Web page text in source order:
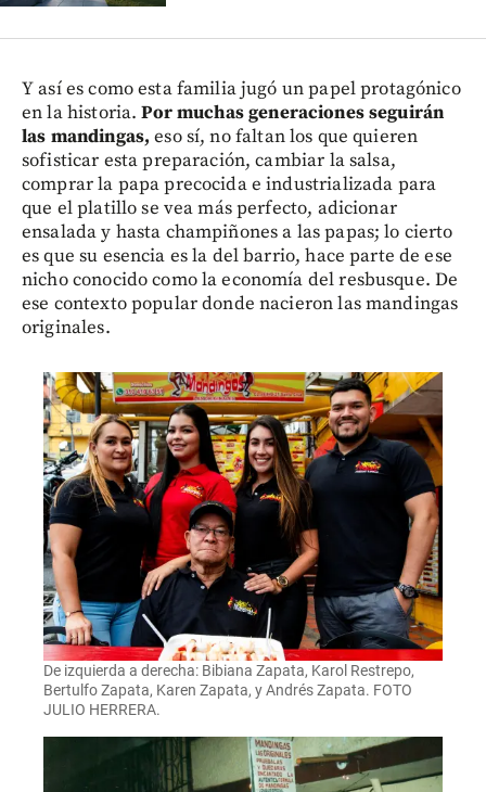
Y así es como esta familia jugó un papel protagónico
en la historia. Por muchas generaciones seguirán
las mandingas,eso sí, no faltan los que quieren
sofisticar esta preparación, cambiar la salsa,
comprar la papa precocida e industrializada para
que el platillo se vea más perfecto, adicionar
ensalada y hasta champiñones a las papas; lo cierto
es que su esencia es la del barrio, hace parte de ese
nicho conocido como la economía del resbusque. De
ese contexto popular donde nacieron las mandingas
originales.
De izquierda a derecha: Bibiana Zapata, Karol Restrepo,
Bertulfo Zapata, Karen Zapata, y Andrés Zapata. FOTO
JULIO HERRERA.